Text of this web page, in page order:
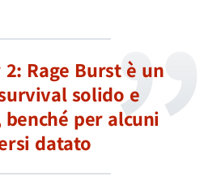
2: Rage Burst è un
solido e
per alcuni
datato